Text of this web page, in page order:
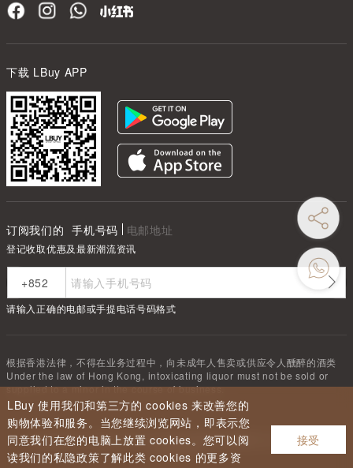
LBuy 使用我们和第三方的 cookies 来改善您的
购物体验和服务。当您继续浏览网站，即表示您
同意我们在您的电脑上放置 cookies。您可以阅
读我们的私隐政策了解此类 cookies 的更多资
接受
下载 LBuy APP
订阅我们的 手机号码 电邮地址
登记收取优惠及最新潮流资讯
请输入正确的电邮或手提电话号码格式
根据香港法律，不得在业务过程中，向未成年人售卖或供应令人醺醉的酒类
Under the law of Hong Kong, intoxicating liquor must not be sold or
supplied to a minor in the course of business.
Copyright ©2026LBUY @ 深圳市驿商科技有限公司 All Rights
Reserved.